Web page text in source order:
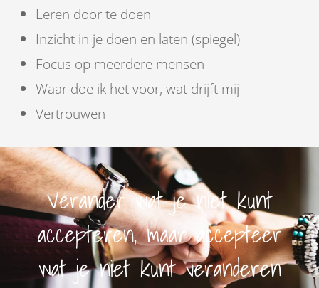
Leren door te doen
Inzicht in je doen en laten (spiegel)
Focus op meerdere mensen
Waar doe ik het voor, wat drijft mij
Vertrouwen
Verander wat je niet kunt
accepteren, maar accepteer
wat je niet kunt veranderen